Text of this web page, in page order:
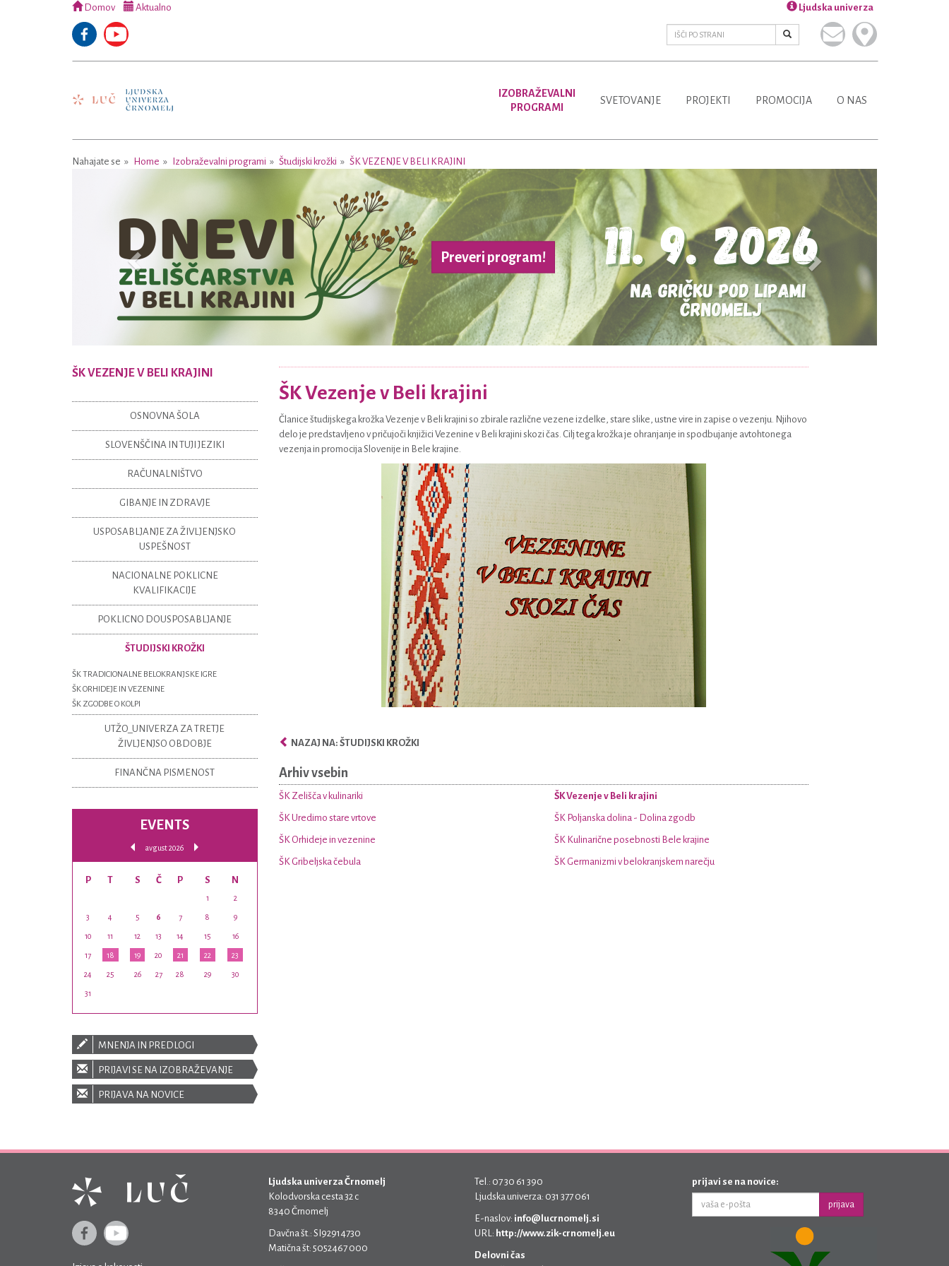
Domov Aktualno Ljudska univerza
IZOBRAŽEVALNI
PROGRAMI
SVETOVANJE PROJEKTI PROMOCIJA O NAS
Nahajate se Home Izobraževalni programi Študijski krožki ŠK VEZENJE V BELI KRAJINI
Preveri program!
ŠK Vezenje v Beli krajini
Članice študijskega krožka Vezenje v Beli krajini so zbirale različne vezene izdelke, stare slike, ustne vire in zapise o vezenju. Njihovo
delo je predstavljeno v pričujoči knjižici Vezenine v Beli krajini skozi čas. Cilj tega krožka je ohranjanje in spodbujanje avtohtonega
vezenja in promocija Slovenije in Bele krajine.
NAZAJ NA: ŠTUDIJSKI KROŽKI
Arhiv vsebin
ŠK Zelišča v kulinariki ŠK Vezenje v Beli krajini
ŠK Uredimo stare vrtove ŠK Poljanska dolina - Dolina zgodb
ŠK Orhideje in vezenine ŠK Kulinarične posebnosti Bele krajine
ŠK Gribeljska čebula ŠK Germanizmi v belokranjskem narečju
ŠK VEZENJE V BELI KRAJINI
OSNOVNA ŠOLA
SLOVENŠČINA IN TUJI JEZIKI
RAČUNALNIŠTVO
GIBANJE IN ZDRAVJE
USPOSABLJANJE ZA ŽIVLJENJSKO
USPEŠNOST
NACIONALNE POKLICNE
KVALIFIKACIJE
POKLICNO DOUSPOSABLJANJE
ŠTUDIJSKI KROŽKI
ŠK TRADICIONALNE BELOKRANJSKE IGRE
ŠK ORHIDEJE IN VEZENINE
ŠK ZGODBE O KOLPI
UTŽO_UNIVERZA ZA TRETJE
ŽIVLJENJSO OBDOBJE
FINANČNA PISMENOST
EVENTS
avgust 2026
P T S Č P S N
1 2
3 4 5 6 7 8 9
10 11 12 13 14 15 16
17 18 19 20 21 22 23
24 25 26 27 28 29 30
31
MNENJA IN PREDLOGI
PRIJAVI SE NA IZOBRAŽEVANJE
PRIJAVA NA NOVICE
Ljudska univerza Črnomelj
Kolodvorska cesta 32 c
8340 Črnomelj
Davčna št.: SI92914730
Matična št: 5052467 000
Tel.: 07 30 61 390
Ljudska univerza: 031 377 061
E-naslov: info@lucrnomelj.si
URL: http://www.zik-crnomelj.eu
Delovni čas
prijavi se na novice:
prijava